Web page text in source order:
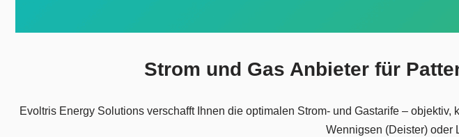
Strom und Gas Anbieter für
Evoltris Energy Solutions verschafft Ihnen die optimalen Strom- und Gastarife –
Wennigsen (Deister) oder